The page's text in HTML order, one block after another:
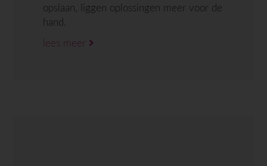
opslaan, liggen oplossingen meer voor de
hand.
lees meer